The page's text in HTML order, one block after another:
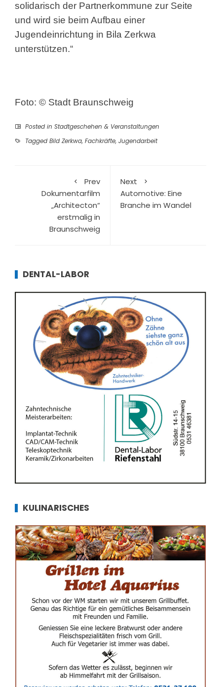
solidarisch der Partnerkommune zur Seite
und wird sie beim Aufbau einer
Jugendeinrichtung in Bila Zerkwa
unterstützen.“
Foto: © Stadt Braunschweig
Posted in Stadtgeschehen & Veranstaltungen
Tagged Bild Zerkwa, Fachkräfte, Jugendarbeit
Prev
Dokumentarfilm
„Architecton“
erstmalig in
Braunschweig
Next
Automotive: Eine
Branche im Wandel
DENTAL-LABOR
KULINARISCHES